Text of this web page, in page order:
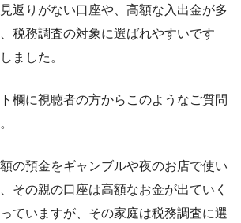
返りがない口座や、高額な入出金が多
税務調査の対象に選ばれやすいです
ました。
欄に視聴者の方からこのようなご質問
の預金をギャンブルや夜のお店で使い
その親の口座は高額なお金が出ていく
ていますが、その家庭は税務調査に選